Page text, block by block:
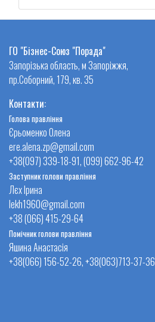
ГО "Бізнес-Союз "Порада"
Запорізька область, м Запоріжжя,
пр.Соборний, 179, кв. 35
Контакти:
Голова правління
Єрьоменко Олена
ere.alena.zp@gmail.com
+38(097) 339-18-91, (099) 662-96-42
Заступник голови правління
Лєх Ірина
lekh1960@gmail.com
+38 (066) 415-29-64
Помічник голови правління
Яшина Анастасія
+38(066) 156-52-26, +38(063)713-37-36